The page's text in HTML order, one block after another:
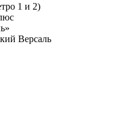
1 и 2)
Версаль